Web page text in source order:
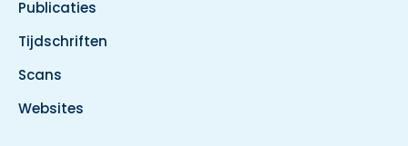
Publicaties
Tijdschriften
Scans
Websites